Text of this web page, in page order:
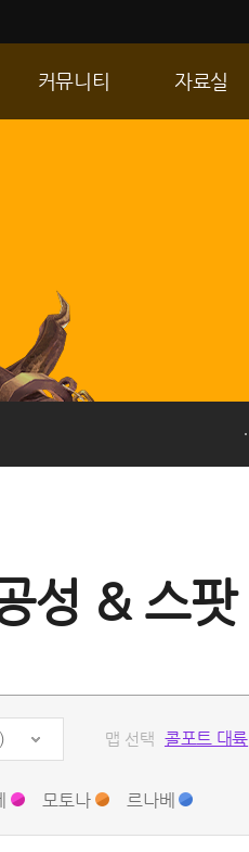
커뮤니티
GM노트
자료실
성 & 스팟
맵 선택 콜포트 대륙
모토나 르나베